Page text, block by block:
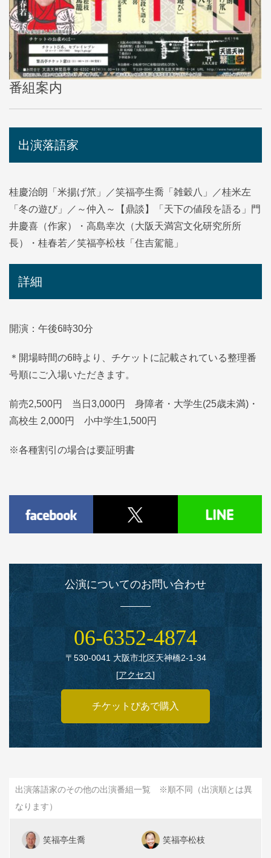
番組案内
出演落語家
桂慶治朗「米揚げ笊」／笑福亭生喬「雑穀八」／桂米左
「冬の遊び」／～仲入～【鼎談】「天下の値段を語る」門
井慶喜（作家）・高島幸次（大阪天満宮文化研究所所
長）・桂春若／笑福亭松枝「住吉駕籠」
詳細
開演：午後6時30分
＊開場時間の6時より、チケットに記載されている整理番
号順にご入場いただきます。
前売2,500円 当日3,000円 身障者・大学生(25歳未満)・
高校生 2,000円 小中学生1,500円
※各種割引の場合は要証明書
公演についてのお問い合わせ
06‑6352‑4874
〒530‑0041 大阪市北区天神橋2‑1‑34
[アクセス]
チケットぴあで購入
出演落語家のその他の出演番組一覧 ※順不同（出演順とは異
なります）
笑福亭生喬 笑福亭松枝